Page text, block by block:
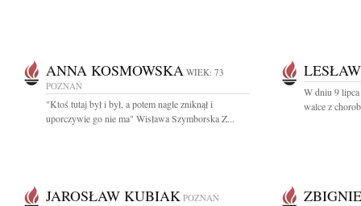
ANNA KOSMOWSKA WIEK: 73
POZNAŃ
"Ktoś tutaj był i był, a potem nagle zniknął i
uporczywie go nie ma" Wisława Szymborska Z...
W dniu 9
walce z
JAROSŁAW KUBIAK POZNAŃ